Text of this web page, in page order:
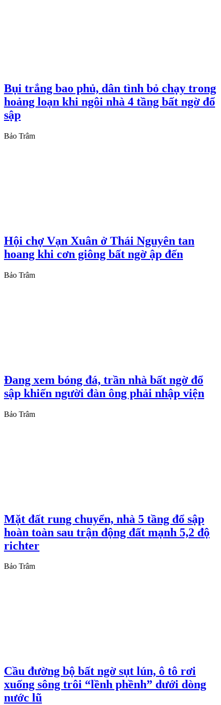
Bụi trắng bao phủ, dân tình bỏ chạy trong
hoảng loạn khi ngôi nhà 4 tầng bất ngờ đổ
sập
Bảo Trâm
Hội chợ Vạn Xuân ở Thái Nguyên tan
hoang khi cơn giông bất ngờ ập đến
Bảo Trâm
Đang xem bóng đá, trần nhà bất ngờ đổ
sập khiến người đàn ông phải nhập viện
Bảo Trâm
Mặt đất rung chuyển, nhà 5 tầng đổ sập
hoàn toàn sau trận động đất mạnh 5,2 độ
richter
Bảo Trâm
Cầu đường bộ bất ngờ sụt lún, ô tô rơi
xuống sông trôi “lềnh phềnh” dưới dòng
nước lũ